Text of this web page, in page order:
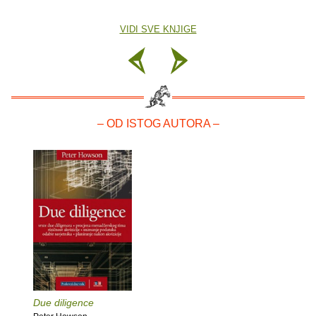
VIDI SVE KNJIGE
– OD ISTOG AUTORA –
Due diligence